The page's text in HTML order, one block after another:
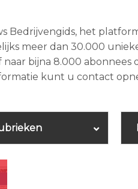
Bedrijvengids, het
meer dan 30.000
bijna 8.000
kunt u contact